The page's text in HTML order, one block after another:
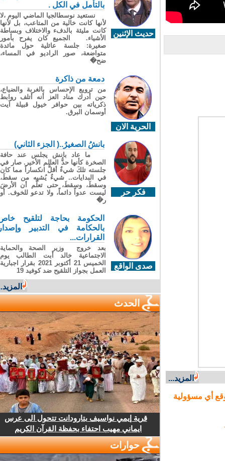
المزيد...
أي مسؤولية
حديث الإثنين
بالتأمل في الكل .
نستعيد نوسطالجيا الماضي اليوم ،لا
لأنها كانت خالية من المتاعب، بل لأنها
كانت مليئة بالدفء والاختلاف وبساطة
الأشياء. الجميع كان يفرح بأمور
صغيرة: جلسة عائلية حول مائدة
متواضعة، صور الراديو في المساء،
ضح�
الحرية الان
دمعة من ذاكرة
من ترويع الإحساس بالغربة والضياع،
حين أدرك مناد العز أنه أتلف روابط
ذكرياته بين حوافر خيول قبيلة آيت
أوسمان البرق.
فكر حر
بانشُ الصغيرُ..( الجزء الثاني)
ما عاد بانش يجلس عند حافة
الصخرة كأنها حدُّ العالم الأخير. صار في
جلسته تلكَ شيءٌ أقلُّ انكساراً مما كان
في البدايات.. شيءٌ يُشبِه من سقطَ،
وسقطَ، وسقطَ، حتى تعلّم أن الأرضَ
ليست عدواً دائماً، ولا تدعو للخوف. أو
ر�
صدى الواقع
الحكومة بحاجة لتلقيح خاص
بالحكامة في التدبير وإصدار
القرارات...
بعد خروج وزير الصحة والحماية
الاجتماعية خالد أبت الطالب يوم
الخميس 21 أكتوبر 2021 بقرار اجبارية
العمل بجواز التلقيح ضد كوفيد 19
المزيد...
الحدث
قرية إيمي نواسيف بتارودانت تتحول الى عرس
ايماني مهيب احتفاء بحفظة القرآن الكريم
حوارات